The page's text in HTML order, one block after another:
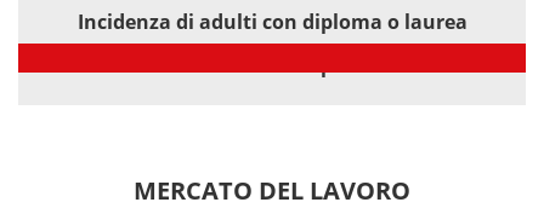
Incidenza di adulti con diploma o laurea
MERCATO DEL LAVORO